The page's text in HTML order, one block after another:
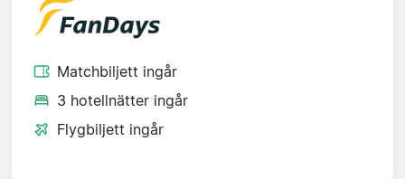
Matchbiljett ingår
3 hotellnätter ingår
Flygbiljett ingår